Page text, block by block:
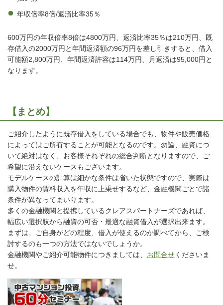
年収倍率8倍/返済比率35％
600万円の年収倍率8倍は4800万円、返済比率35％は210万円、既
存借入の2000万円と年間返済額の96万円を差し引きすると、借入
可能額2,800万円、年間返済許容は114万円、月返済は95,000円と
なります。
【まとめ】
ご紹介したように既存借入をしている場合でも、物件や販売価格
によってはご所有することが可能となるのです。勿論、融資につ
いて絶対はなく、お客様それぞれの総合判断となりますので、ご
希望に沿えないケースもございます。
モデルケースの計算は細かな条件は省いた状態ですので、実際は
購入物件の賃料収入を年収に上乗せするなど、金融機関ごとで諸
条件が異なってまいります。
多くの金融機関と提携しているクレアスパートナーズであれば、
幅広い選択肢から融資の可否・最適な融資借入が選択出来ます。
まずは、ご自身がどの程度、借入が使えるのか調べてから、ご検
討するのも一つの方法ではないでしょうか。
金融機関やご紹介可能物件につきましては、 お問合せくださいま
せ。